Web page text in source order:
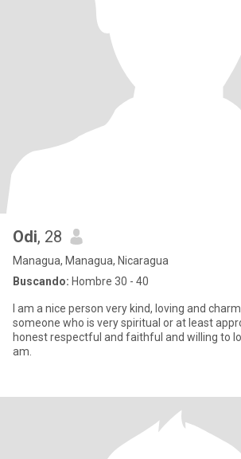
Odi, 28
Managua, Managua, Nicaragua
Buscando: Hombre 30 - 40
I am a nice person very kind, loving and
someone who is very spiritual or at least
honest respectful and faithful and willing to
am.